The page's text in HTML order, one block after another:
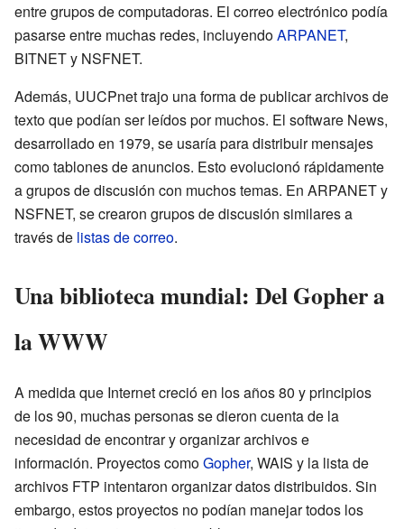
entre grupos de computadoras. El correo electrónico podía
pasarse entre muchas redes, incluyendoARPANET,
BITNET y NSFNET.
Además, UUCPnet trajo una forma de publicar archivos de
texto que podían ser leídos por muchos. El software News,
desarrollado en 1979, se usaría para distribuir mensajes
como tablones de anuncios. Esto evolucionó rápidamente
a grupos de discusión con muchos temas. En ARPANET y
NSFNET, se crearon grupos de discusión similares a
través de listas de correo.
Una biblioteca mundial: Del Gopher a
la WWW
A medida que Internet creció en los años 80 y principios
de los 90, muchas personas se dieron cuenta de la
necesidad de encontrar y organizar archivos e
información. Proyectos comoGopher, WAIS y la lista de
archivos FTP intentaron organizar datos distribuidos. Sin
embargo, estos proyectos no podían manejar todos los